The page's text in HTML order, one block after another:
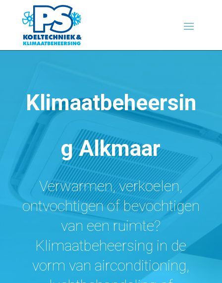
Klimaatbeheersin
g Alkmaar
Verwarmen, verkoelen,
ontvochtigen of bevochtigen
van een ruimte?
Klimaatbeheersing in de
vorm van airconditioning,